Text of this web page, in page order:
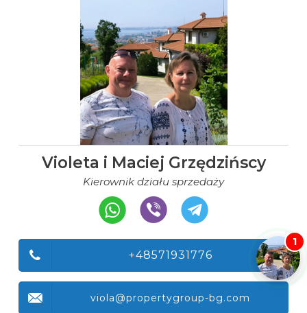
Violeta i Maciej Grzędzińscy
Kierownik działu sprzedaży
+48571931776
viola@propertygroup-bg.com
1